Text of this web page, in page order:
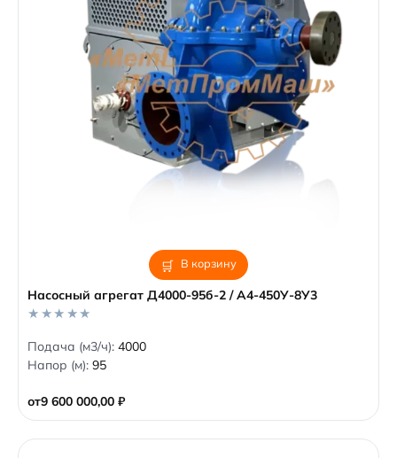
В корзину
Насосный агрегат Д4000-95б-2 / А4-450У-8У3
от9 600 000,00 ₽
0
o
u
f
5
Подача (м3/ч): 4000
Напор (м): 95